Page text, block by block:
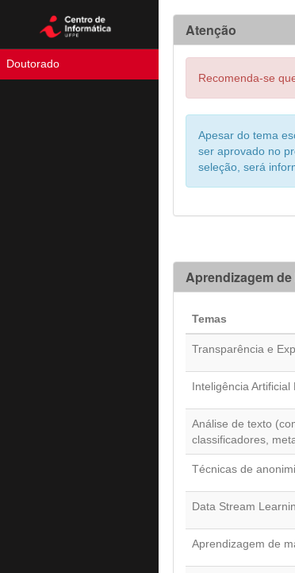
Doutorado
Atenção
Recomenda-se
Apesar do tema
ser aprovado no
seleção, será
Aprendizagem
Temas
Transparência e
Inteligência Artificial
Análise de texto
classificadores,
Técnicas de
Data Stream
Aprendizagem de